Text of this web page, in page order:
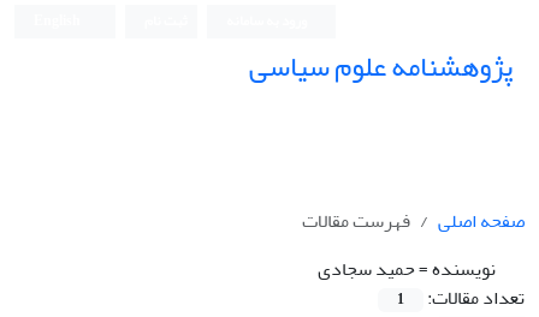
پژوهشنامه علوم سیاسی
صفحه اصلی
فهرست مقالات
نویسنده =حمید سجادی
تعداد مقالات:
1